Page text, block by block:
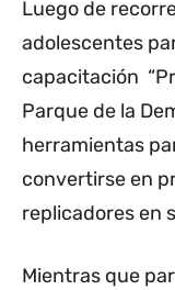
Luego de
adolescentes
capacitación
Parque de la
herramientas
convertirse en
replicadores en
Mientras que